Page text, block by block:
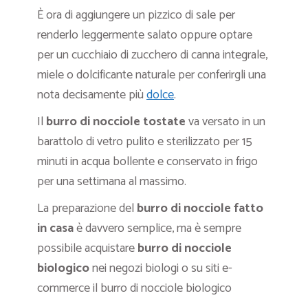
È ora di aggiungere un pizzico di sale per
renderlo leggermente salato oppure optare
per un cucchiaio di zucchero di canna integrale,
miele o dolcificante naturale per conferirgli una
nota decisamente piùdolce.
Il burro di nocciole tostateva versato in un
barattolo di vetro pulito e sterilizzato per 15
minuti in acqua bollente e conservato in frigo
per una settimana al massimo.
La preparazione del burro di nocciole fatto
in casaè davvero semplice, ma è sempre
possibile acquistareburro di nocciole
biologiconei negozi biologi o su siti e-
commerce il burro di nocciole biologico